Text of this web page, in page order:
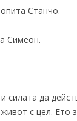
Станчо.
Симеон.
силата да
с цел. Ето